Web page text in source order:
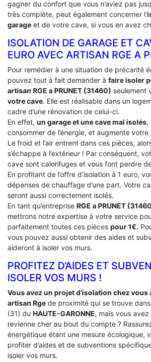
gagner du confort que vous n’aviez pas
très complète, peut également concerner l’
garage et de votre cave, si vous en avez
ISOLATION DE GARAGE ET
EURO AVEC ARTISAN RGE A
Pour remédier à une situation de précarité
pouvez tout à fait demander à faire isoler
artisan RGE a PRUNET (31460) seulement
votre cave. Elle est réalisable dans un
cadre d’une rénovation de celui-ci.
En effet, un garage et une cave mal isolés,
consommer de l’énergie, et augmente
Le froid et l’air entrent dans ces pièces,
s’échappe à l’extérieur ! Par conséquent,
cave sont calorifuges et vous font perdre de
En profitant de l’offre d’isolation à 1 euro,
dépenses de chauffage d’une part. Votre
seront aussi correctement isolés.
En tant qu’entreprise RGE a PRUNET
mettrons notre expertise à votre service
parfaitement toutes ces pièces pour 1€.
vous pouvez aussi obtenir des aides et
aideront à isoler vos murs.
PROFITEZ D’AIDES ET
ISOLER VOS MURS !
Vous avez un projet d’isolation chez vous
artisan Rge de proximité qui se trouve
(31) du HAUTE-GARONNE, mais vous
revienne cher au bout du compte ?
énergétique étant une mesure écologique,
profiter d’aides et de subventions
isoler vos murs.